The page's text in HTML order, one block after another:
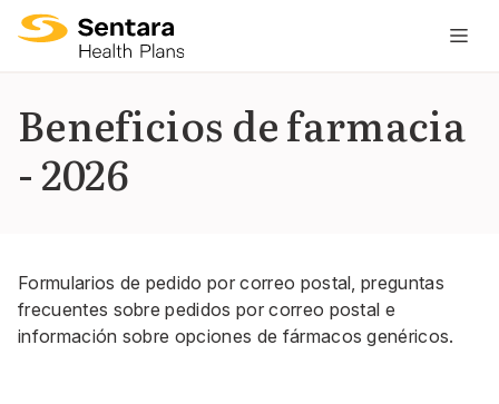
Beneficios de farmacia
- 2026
Formularios de pedido por correo postal, preguntas
frecuentes sobre pedidos por correo postal e
información sobre opciones de fármacos genéricos.